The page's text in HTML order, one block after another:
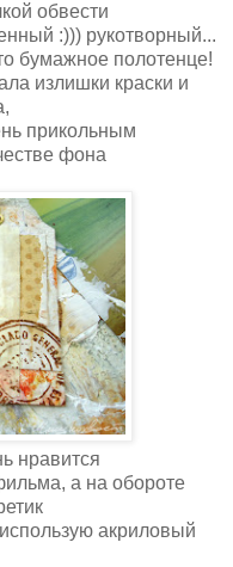
обвести
:))) рукотворный...
бумажное полотенце!
излишки краски и
прикольным
фона
нравится
а на обороте
акриловый